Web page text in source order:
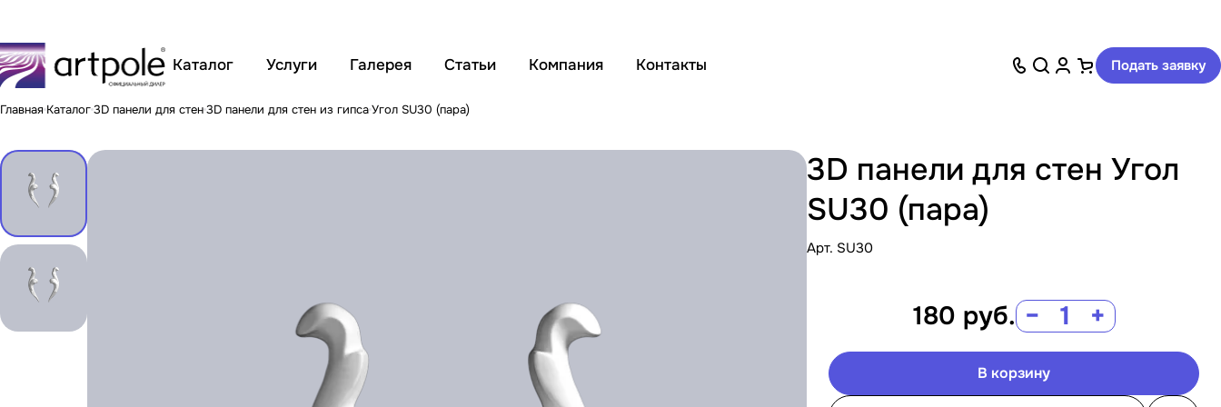
Каталог Услуги Галерея Статьи Компания Контакты Подать заявку
Главная Каталог3D панели для стен3D панели для стен из гипсаУгол SU30 (пара)
3D панели для стен Угол
SU30 (пара)
Арт. SU30
180 руб. − +
В корзину